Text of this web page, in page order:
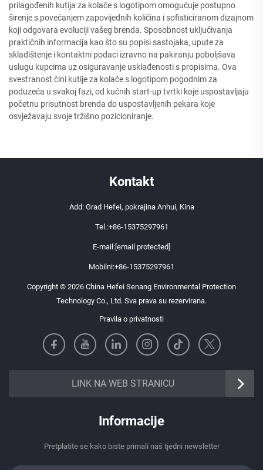
prilagođenih kutija za kolače s logotipom omogućuje postupno
širenje s povećanjem zapovijednih količina i sofisticiranom dizajnom
koji odgovara evoluciji vašeg brenda. Sposobnost uključivanja
praktičnih informacija kao što su popisi sastojaka, upute za
skladištenje i kontaktni podaci izravno na pakiranju poboljšava
uslugu kupcima uz osiguravanje usklađenosti s propisima. Ova
svestranost čini kutije za kolače s logotipom pogodnim za
poduzeća u svakoj fazi, od kućnih start-up tvrtki koje uspostavljaju
početnu prisutnost brenda do uspostavljenih pekara koje
osvježavaju svoje tržišno pozicioniranje.
Kontakt
Add: Grad Hefei, pokrajina Anhui, Kina
Tel.:+86-15375297961
E-mail: [email protected]
Mobilni:+86-15375297961
Copyright © 2026 China Hefei Senang Environmental Protection
Technology Co., Ltd. Sva prava su rezervirana.
Pravila o privatnosti
LINK NA WEB STRANICU
https://senangbz.en.alibaba.com
Informacije
Pretplatite se kako biste primali naš tjedni newsletter